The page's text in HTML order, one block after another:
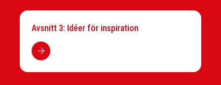
Avsnitt 3: Idéer för inspiration